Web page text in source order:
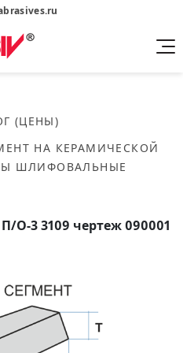
продукцию
ГОСТы, Инструкции по
(ЦЕНЫ)
НА КЕРАМИЧЕСКОЙ
ШЛИФОВАЛЬНЫЕ
П/О-3 3109 чертеж 090001